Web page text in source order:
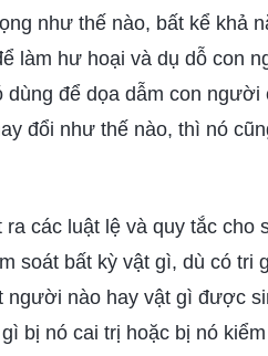
như thế nào, bất kể khả
làm hư hoại và dụ dỗ con
để dọa dẫm con
đổi như thế nào, thì nó
các luật lệ và quy tắc cho
soát bất kỳ vật gì, dù có tri
người nào hay vật gì được
bị nó cai trị hoặc bị nó